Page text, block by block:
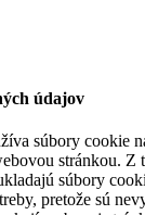
údajov
súbory cookie
stránkou. Z
súbory
pretože sú